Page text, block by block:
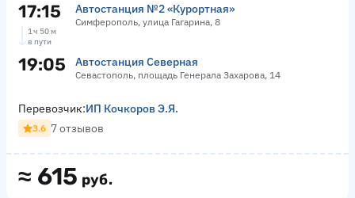
17:15 Автостанция №2 «Курортная»
Симферополь, улица Гагарина, 8
1 ч 50 м
в пути
19:05 Автостанция Северная
Севастополь, площадь Генерала Захарова, 14
≈ 615 руб.
Перевозчик:ИП Кочкоров Э.Я.
3.6 7 отзывов